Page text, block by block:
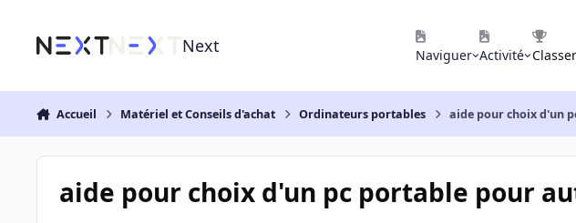
Next Naviguer Activité
Accueil Matériel et Conseils d'achat Ordinateurs portables aide pour choix d'un
aide pour choix d'un pc portable pour